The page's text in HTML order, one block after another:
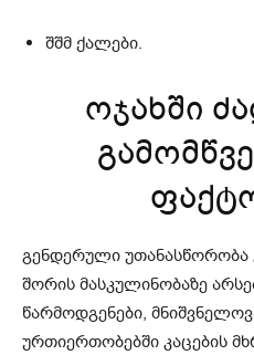
შშმ ქალები.
ოჯახში
გენდერული უთანასწორობა
შორის მასკულინობაზე
წარმოდგენები,
ურთიერთობებში კაცების